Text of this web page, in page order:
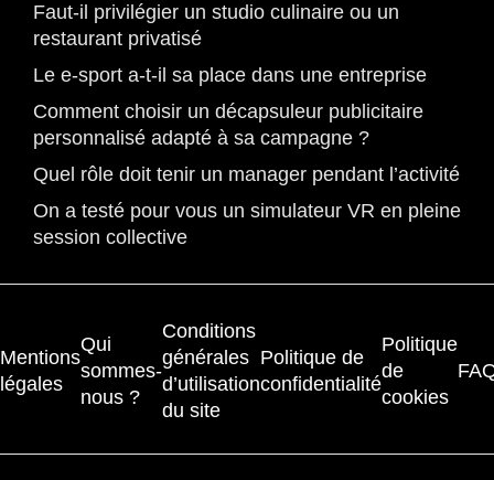
Faut-il privilégier un studio culinaire ou un
restaurant privatisé
Le e-sport a-t-il sa place dans une entreprise
Comment choisir un décapsuleur publicitaire
personnalisé adapté à sa campagne ?
Quel rôle doit tenir un manager pendant l’activité
On a testé pour vous un simulateur VR en pleine
session collective
Mentions
légales
Qui
sommes-
nous ?
Conditions
générales
d’utilisation
du site
Politique de
confidentialité
Politique
de
cookies